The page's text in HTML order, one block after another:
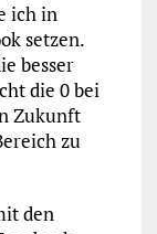
ich in
setzen.
besser
die 0 bei
Zukunft
zu
den